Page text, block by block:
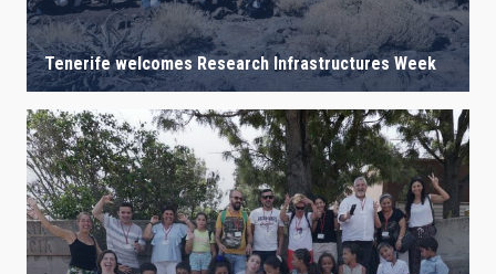
Tenerife welcomes Research Infrastructures Week